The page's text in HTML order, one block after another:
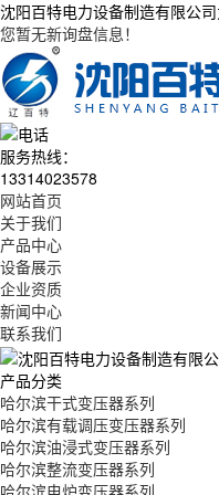
沈阳百特电力设备制造有限公
您暂无新询盘信息！
服务热线：
13314023578
网站首页
关于我们
产品中心
设备展示
企业资质
新闻中心
联系我们
产品分类
哈尔滨干式变压器系列
哈尔滨有载调压变压器系列
哈尔滨油浸式变压器系列
哈尔滨整流变压器系列
哈尔滨电炉变压器系列